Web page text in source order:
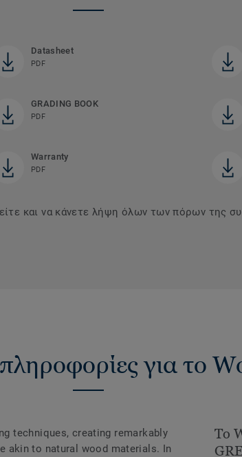
Datasheet
PDF
GRADING BOOK
PDF
Warranty
PDF
και να κάνετε λήψη όλων των πόρων της
για το
techniques, creating remarkably
akin to natural wood materials. In
Το